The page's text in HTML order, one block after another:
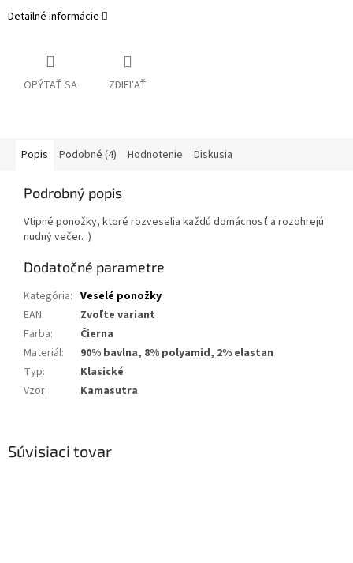
Detailné informácie
OPÝTAŤ SA ZDIEĽAŤ
Súvisiaci tovar
Popis Podobné (4) Hodnotenie Diskusia
Podrobný popis
Vtipné ponožky, ktoré rozveselia každú domácnosť a rozohrejú
nudný večer. :)
Dodatočné parametre
Kategória: Veselé ponožky
EAN:
Zvoľte variant
Farba:
Čierna
Materiál:
90% bavlna, 8% polyamid, 2% elastan
Typ:
Klasické
Vzor: Kamasutra